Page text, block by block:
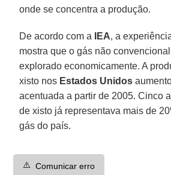
onde se concentra a produção.
De acordo com a IEA, a
mostra que o gás não
explorado economicamente. A
xisto nos Estados Unidos
acentuada a partir de 2005. Cinco
de xisto já representava mais de
gás do país.
⚠️ Comunicar erro